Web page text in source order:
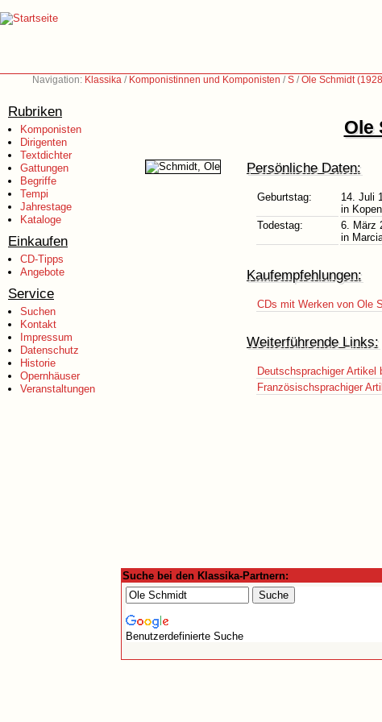
Navigation: Klassika / Komponistinnen und Komponisten /S /Ole Schmidt
Rubriken
Komponisten
Dirigenten
Textdichter
Gattungen
Begriffe
Tempi
Jahrestage
Kataloge
Einkaufen
CD-Tipps
Angebote
Service
Suchen
Kontakt
Impressum
Datenschutz
Historie
Opernhäuser
Veranstaltungen
Ole
Persönliche Daten:
Geburtstag:
14. Juli
in
Todestag:
6. März
in
Kaufempfehlungen:
CDs mit Werken von Ole
Weiterführende Links:
Deutschsprachiger Artikel
Französischsprachiger
Suche bei den Klassika-Partnern:
Benutzerdefinierte Suche